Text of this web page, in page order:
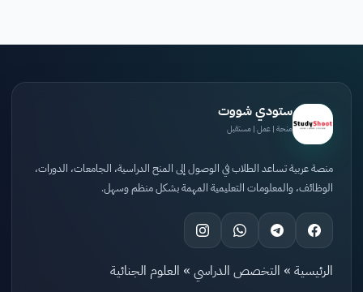
ستودي شووت
منحة | عمل | مستقبل
منصة عربية تساعد الطلاب في الوصول إلى المنح الدراسية، الجامعات، الدورات،
الوظائف، والمعلومات التعليمية المهمة بشكل منظم وسهل.
الرئيسية » التخصص الدراسي » العلوم الجنائية